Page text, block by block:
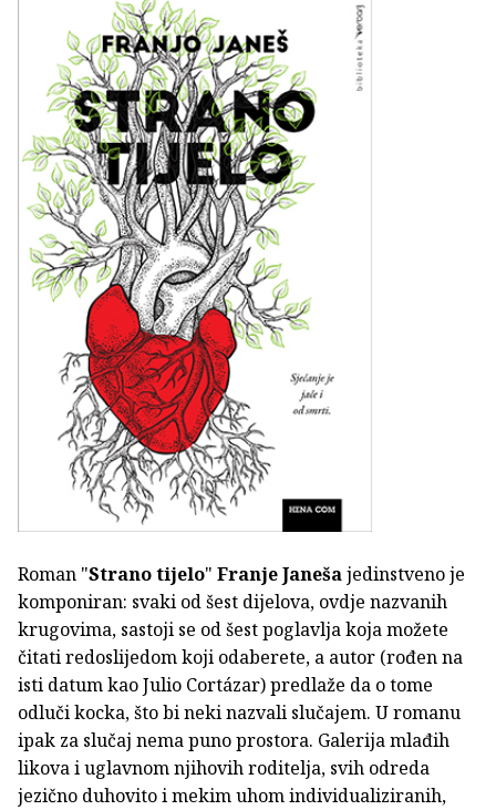
Roman "Strano tijelo" Franje Janešajedinstveno je
komponiran: svaki od šest dijelova, ovdje nazvanih
krugovima, sastoji se od šest poglavlja koja možete
čitati redoslijedom koji odaberete, a autor (rođen na
isti datum kao Julio Cortázar) predlaže da o tome
odluči kocka, što bi neki nazvali slučajem. U romanu
ipak za slučaj nema puno prostora. Galerija mlađih
likova i uglavnom njihovih roditelja, svih odreda
jezično duhovito i mekim uhom individualiziranih,